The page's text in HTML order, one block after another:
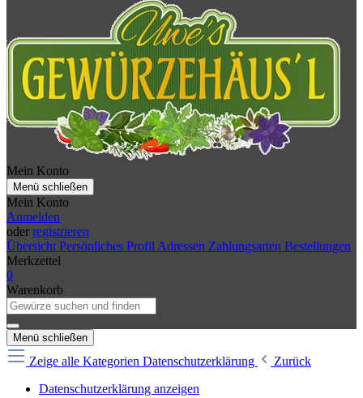
Mein Konto
Menü schließen
Mein Konto
Anmelden
oder registrieren
Übersicht Persönliches Profil Adressen Zahlungsarten Bestellungen
Merkzettel
0
Warenkorb
Menü schließen
Zeige alle Kategorien Datenschutzerklärung
Zurück
Datenschutzerklärung anzeigen